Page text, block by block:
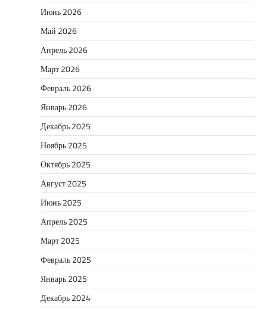
Июнь 2026
Май 2026
Апрель 2026
Март 2026
Февраль 2026
Январь 2026
Декабрь 2025
Ноябрь 2025
Октябрь 2025
Август 2025
Июнь 2025
Апрель 2025
Март 2025
Февраль 2025
Январь 2025
Декабрь 2024